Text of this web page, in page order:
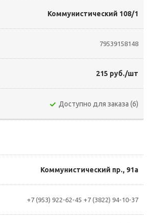
Коммунистический 108/1
79539158148
215 руб./шт
Доступно для заказа (6)
Коммунистический пр., 91а
+7 (953) 922-62-45 +7 (3822) 94-10-37